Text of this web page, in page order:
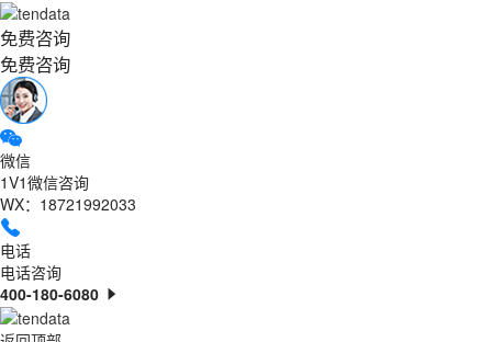
免费咨询
免费咨询
微信
1V1微信咨询
WX：18721992033
电话
电话咨询
400-180-6080